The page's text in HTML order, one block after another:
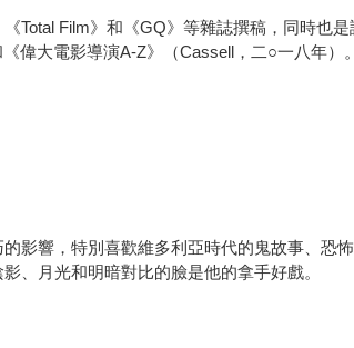
Total Film》和《GQ》等雜誌撰稿，同時也
偉大電影導演A-Z》（Cassell，二○一八年）
影響，特別喜歡維多利亞時代的鬼故事、恐
、月光和明暗對比的臉是他的拿手好戲。